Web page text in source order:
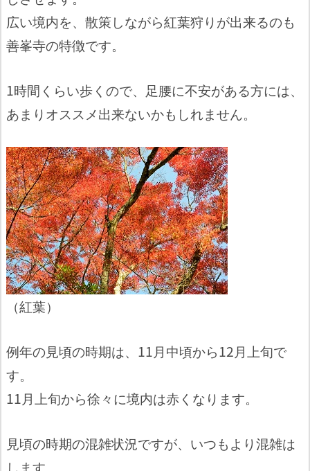
広い境内を、散策しながら紅葉狩りが出来るのも
善峯寺の特徴です。
1時間くらい歩くので、足腰に不安がある方には、
あまりオススメ出来ないかもしれません。
（紅葉）
例年の見頃の時期は、11月中頃から12月上旬で
す。
11月上旬から徐々に境内は赤くなります。
見頃の時期の混雑状況ですが、いつもより混雑は
します。